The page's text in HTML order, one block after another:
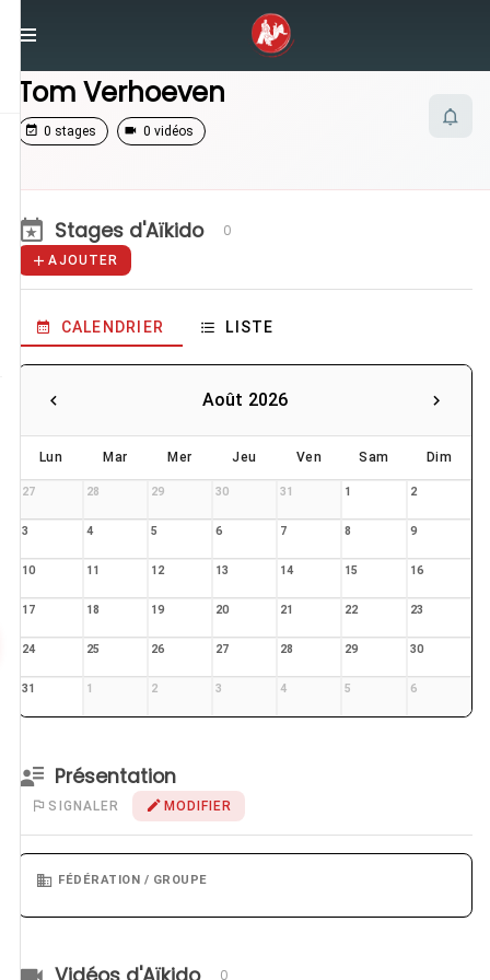
Tom Verhoeven
Tom Verhoeven
0 stages 0 vidéos
Stages d'Aïkido 0
AJOUTER
CALENDRIER LISTE
Août 2026
Lun Mar Mer Jeu Ven Sam Dim
27 28 29 30 31 1 2
3 4 5 6 7 8 9
10 11 12 13 14 15 16
17 18 19 20 21 22 23
24 25 26 27 28 29 30
31 1 2 3 4 5 6
Présentation
SIGNALER MODIFIER
FÉDÉRATION / GROUPE
0